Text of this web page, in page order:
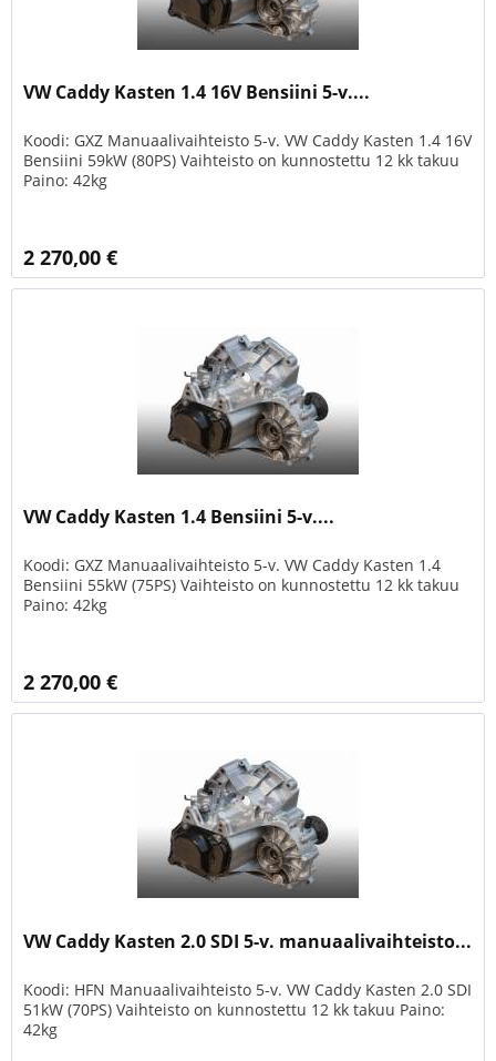
VW Caddy Kasten 1.4 16V Bensiini 5-v....
Koodi: GXZ Manuaalivaihteisto 5-v. VW Caddy Kasten 1.4 16V
Bensiini 59kW (80PS) Vaihteisto on kunnostettu 12 kk takuu
Paino: 42kg
2 270,00 €
VW Caddy Kasten 1.4 Bensiini 5-v....
Koodi: GXZ Manuaalivaihteisto 5-v. VW Caddy Kasten 1.4
Bensiini 55kW (75PS) Vaihteisto on kunnostettu 12 kk takuu
Paino: 42kg
2 270,00 €
VW Caddy Kasten 2.0 SDI 5-v. manuaalivaihteisto...
Koodi: HFN Manuaalivaihteisto 5-v. VW Caddy Kasten 2.0 SDI
51kW (70PS) Vaihteisto on kunnostettu 12 kk takuu Paino:
42kg